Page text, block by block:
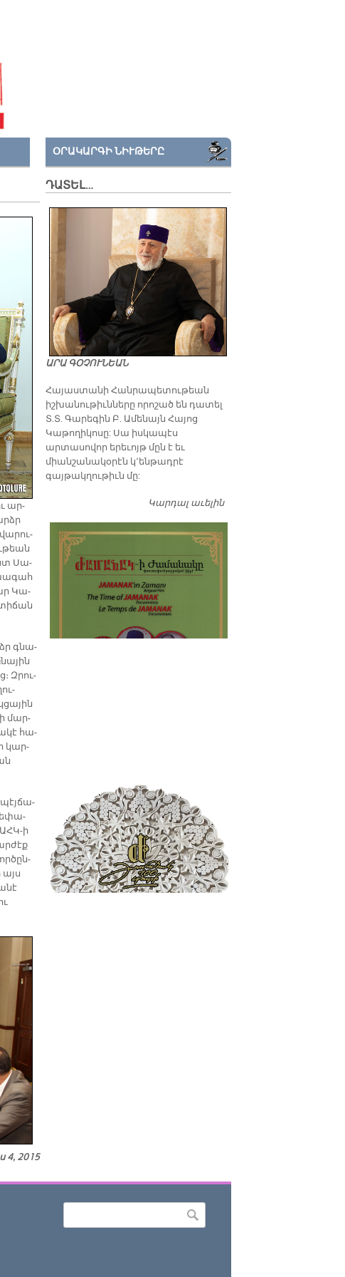
ար­
Սա­
Կա­
գնա­
Զրու­
մար­
հա­
կար­
ի
4, 2015
ՕՐԱԿԱՐԳԻ ՆԻՒԹԵՐԸ
ԴԱՏԵԼ…
ԱՐԱ ԳՕՉՈՒՆԵԱՆ
​Հայաստանի Հանրապետութեան
իշխանութիւնները որոշած են դատել
Տ.Տ. Գարեգին Բ. Ամենայն Հայոց
Կաթողիկոսը: Սա իսկապէս
արտասովոր երեւոյթ մըն է եւ
միանշանակօրէն կ՚ենթադրէ
գայթակղութիւն մը:
Կարդալ աւելինԴատել…